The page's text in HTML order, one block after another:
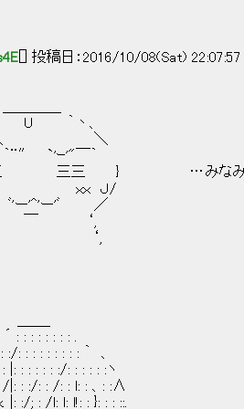
[] 投稿日：2016/10/08(Sat)
丶、
＼
'"￣｀
三 } …みな
ｘ Ｊ/
ー'ﾞ ／
‘,
: : : : .
: : : : : ｀ 、
: : :/: : : : : :ヽ
: /: : l: : 、: :∧
; : /l: l: l!: : }: : : ::.